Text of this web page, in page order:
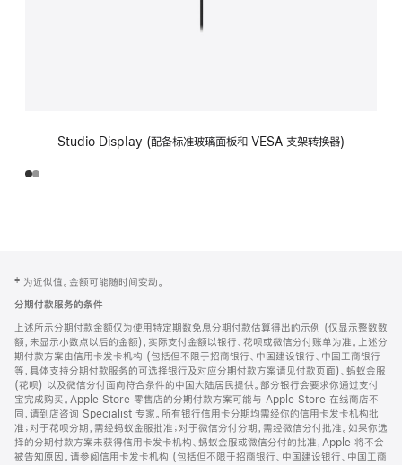
Studio Display (配备标准玻璃面板和 VESA 支架转换器)
页
页
脚
注
‡ 为近似值。金额可能随时间变动。
分期付款服务的条件
上述所示分期付款金额仅为使用特定期数免息分期付款估算得出的示例 (仅显示整数数
额，未显示小数点以后的金额)，实际支付金额以银行、花呗或微信分付账单为准。上述分
期付款方案由信用卡发卡机构 (包括但不限于招商银行、中国建设银行、中国工商银行
等，具体支持分期付款服务的可选择银行及对应分期付款方案请见付款页面)、蚂蚁金服
(花呗) 以及微信分付面向符合条件的中国大陆居民提供。部分银行会要求你通过支付
宝完成购买。Apple Store 零售店的分期付款方案可能与 Apple Store 在线商店不
同，请到店咨询 Specialist 专家。所有银行信用卡分期均需经你的信用卡发卡机构批
准；对于花呗分期，需经蚂蚁金服批准；对于微信分付分期，需经微信分付批准。如果你选
择的分期付款方案未获得信用卡发卡机构、蚂蚁金服或微信分付的批准，Apple 将不会
被告知原因。请参阅信用卡发卡机构 (包括但不限于招商银行、中国建设银行、中国工商